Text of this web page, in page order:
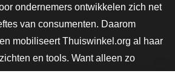
ondernemers ontwikkelen zich net
van consumenten. Daarom
mobiliseert Thuiswinkel.org al haar
en tools. Want alleen zo